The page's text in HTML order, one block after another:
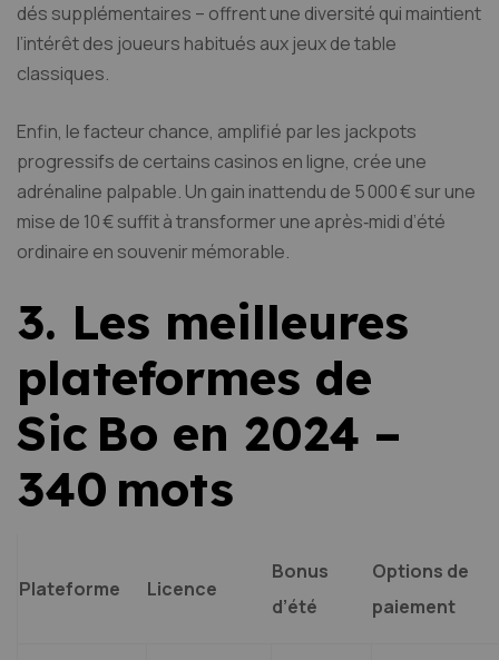
dés supplémentaires – offrent une diversité qui maintient
l’intérêt des joueurs habitués aux jeux de table
classiques.
Enfin, le facteur chance, amplifié par les jackpots
progressifs de certains casinos en ligne, crée une
adrénaline palpable. Un gain inattendu de 5 000 € sur une
mise de 10 € suffit à transformer une après‑midi d’été
ordinaire en souvenir mémorable.
3. Les meilleures
plateformes de
Sic Bo en 2024 –
340 mots
Plateforme Licence
Bonus
d’été
Options de
paiement